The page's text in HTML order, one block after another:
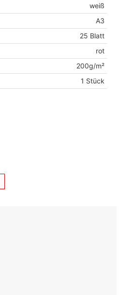
weiß
A3
25 Blatt
rot
200g/m²
1 Stück